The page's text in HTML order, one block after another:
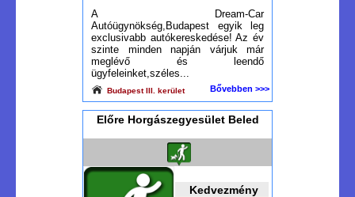
A Dream-Car
Autóügynökség,Budapest egyik leg
exclusivabb autókereskedése! Az év
szinte minden napján várjuk már
meglévő és leendő
ügyfeleinket,széles...
Budapest III. kerület Bővebben >>>
Előre Horgászegyesület Beled
Kedvezmény